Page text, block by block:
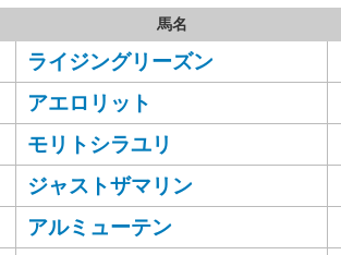
馬名
ライジングリーズン
アエロリット
モリトシラユリ
ジャストザマリン
アルミューテン